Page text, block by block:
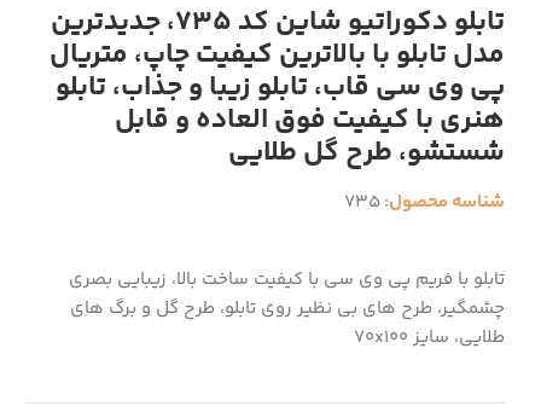
تابلو دکوراتیو شاین کد 735، جدیدترین
مدل تابلو با بالاترین کیفیت چاپ، متریال
پی وی سی قاب، تابلو زیبا و جذاب، تابلو
هنری با کیفیت فوق العاده و قابل
شستشو، طرح گل طلایی
شناسه محصول:735
تابلو با فریم پی وی سی با کیفیت ساخت بالا، زیبایی بصری
چشمگیر، طرح های بی نظیر روی تابلو، طرح گل و برگ های
طلایی، سایز 70x100